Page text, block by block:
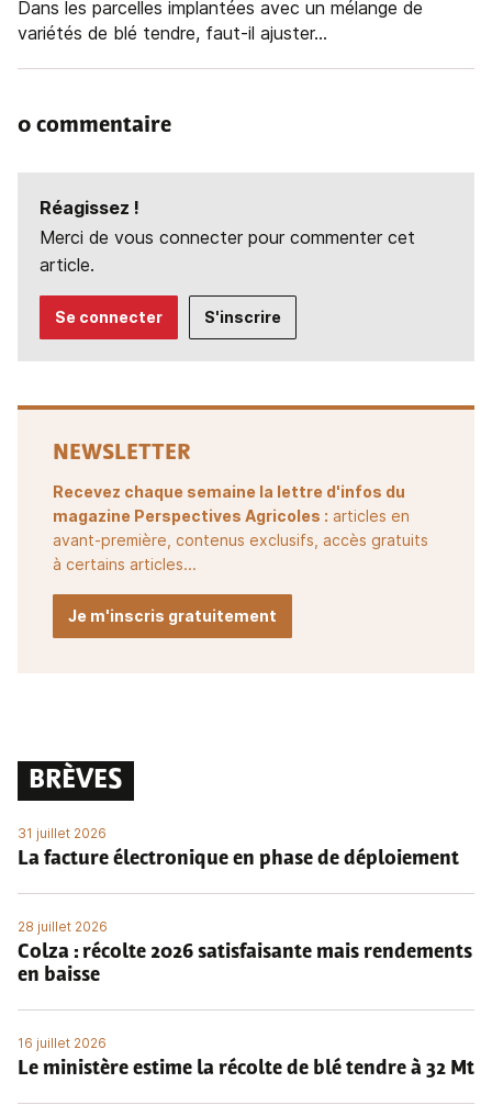
Dans les parcelles implantées avec un mélange de
variétés de blé tendre, faut-il ajuster...
0 commentaire
Réagissez !
Merci de vous connecter pour commenter cet
article.
Se connecter S'inscrire
NEWSLETTER
Recevez chaque semaine la lettre d'infos du
magazine Perspectives Agricoles : articles en
avant-première, contenus exclusifs, accès gratuits
à certains articles...
Je m'inscris gratuitement
BRÈVES
31 juillet 2026
La facture électronique en phase de déploiement
28 juillet 2026
Colza : récolte 2026 satisfaisante mais rendements
en baisse
16 juillet 2026
Le ministère estime la récolte de blé tendre à 32 Mt